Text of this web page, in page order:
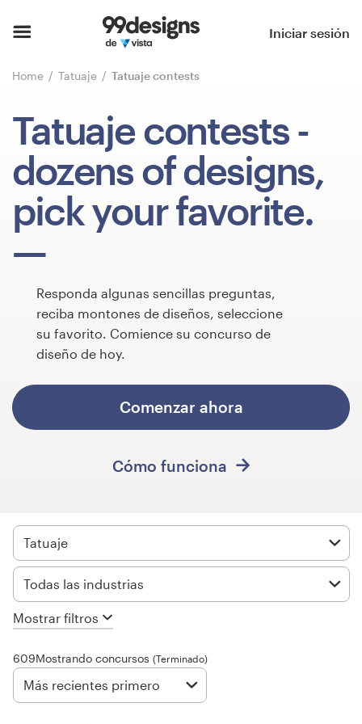
Iniciar sesión
Home Tatuaje Tatuaje contests
Tatuaje contests -
dozens of designs,
pick your favorite.
Responda algunas sencillas preguntas,
reciba montones de diseños, seleccione
su favorito. Comience su concurso de
diseño de hoy.
Comenzar ahora
Cómo funciona
Tatuaje
Todas las industrias
Mostrar filtros
609Mostrando concursos (Terminado)
Más recientes primero
Explorar categorías
Encontrar un diseñador
Inspiración
99designs Pro
Servicios
Concursos de diseño
Proyectos 1-1
Encontrar un diseñador
99designs Studio
99designs Pro
Obtenga
un
diseño